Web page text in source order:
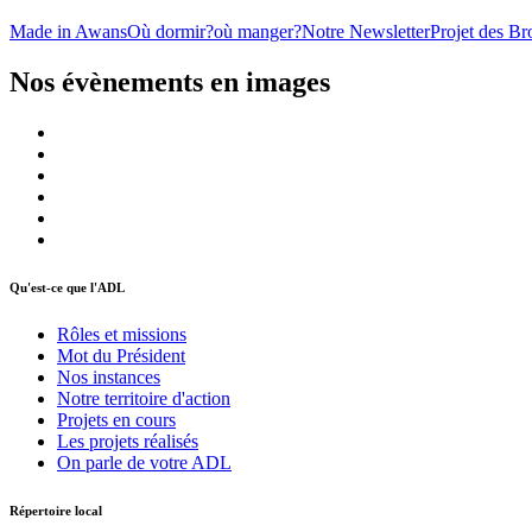
Made in AwansOù dormir?où manger?Notre NewsletterProjet des
Nos évènements en images
Qu'est-ce que l'ADL
Rôles et missions
Mot du Président
Nos instances
Notre territoire d'action
Projets en cours
Les projets réalisés
On parle de votre ADL
Répertoire local